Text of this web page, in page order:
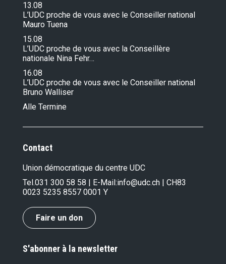
13.08
L’UDC proche de vous avec le Conseiller national
Mauro Tuena
15.08
L’UDC proche de vous avec la Conseillère
nationale Nina Fehr…
16.08
L’UDC proche de vous avec le Conseiller national
Bruno Walliser
Alle Termine
Contact
Union démocratique du centre UDC
Tel.031 300 58 58 | E-Mail:info@udc.ch | CH83
0023 5235 8557 0001 Y
Faire un don
S'abonner à la newsletter